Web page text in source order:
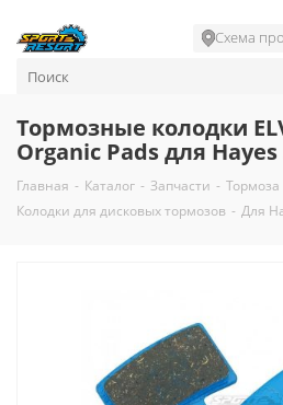
Схема
Тормозные колодки
Organic Pads для
Главная - Каталог - Запчасти - Тормоза
Колодки для дисковых тормозов - Для